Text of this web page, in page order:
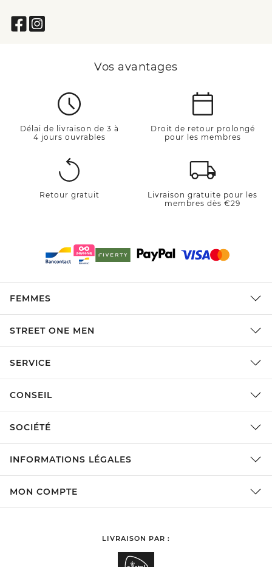
Vos avantages
Délai de livraison de 3 à
4 jours ouvrables
Droit de retour prolongé
pour les membres
Retour gratuit
Livraison gratuite pour les
membres dès €29
FEMMES
STREET ONE MEN
SERVICE
CONSEIL
SOCIÉTÉ
INFORMATIONS LÉGALES
MON COMPTE
LIVRAISON PAR :